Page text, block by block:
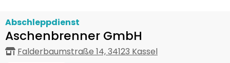
Abschleppdienst
Aschenbrenner GmbH
Falderbaumstraße 14, 34123 Kassel